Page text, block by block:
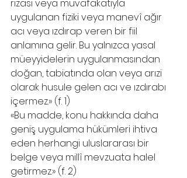
rızası veya muvafakatıyla
uygulanan fiziki veya manevî ağır
acı veya ızdırap veren bir fiil
anlamına gelir. Bu yalnızca yasal
müeyyidelerin uygulanmasından
doğan, tabiatında olan veya arızi
olarak husule gelen acı ve ızdırabı
içermez.» (f. 1)
«Bu madde, konu hakkında daha
geniş uygulama hükümleri ihtiva
eden herhangi uluslararası bir
belge veya millî mevzuata halel
getirmez.» (f. 2)